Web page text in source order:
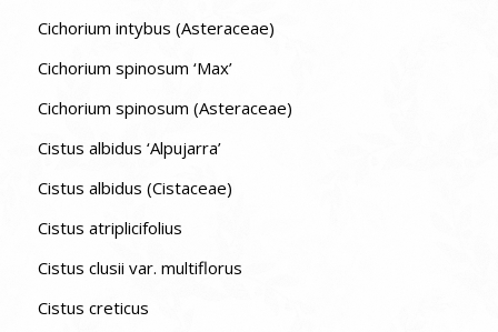
Cichorium intybus (Asteraceae)
Cichorium spinosum ‘Max’
Cichorium spinosum (Asteraceae)
Cistus albidus ‘Alpujarra’
Cistus albidus (Cistaceae)
Cistus atriplicifolius
Cistus clusii var. multiflorus
Cistus creticus